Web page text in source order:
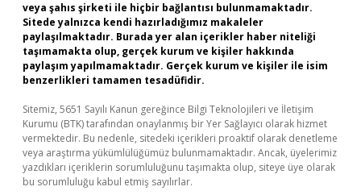
veya şahıs şirketi ile hiçbir bağlantısı bulunmamaktadır.
Sitede yalnızca kendi hazırladığımız makaleler
paylaşılmaktadır. Burada yer alan içerikler haber niteliği
taşımamakta olup, gerçek kurum ve kişiler hakkında
paylaşım yapılmamaktadır. Gerçek kurum ve kişiler ile isim
benzerlikleri tamamen tesadüfidir.
Sitemiz, 5651 Sayılı Kanun gereğince Bilgi Teknolojileri ve İletişim
Kurumu (BTK) tarafından onaylanmış bir Yer Sağlayıcı olarak hizmet
vermektedir. Bu nedenle, sitedeki içerikleri proaktif olarak denetleme
veya araştırma yükümlülüğümüz bulunmamaktadır. Ancak, üyelerimiz
yazdıkları içeriklerin sorumluluğunu taşımakta olup, siteye üye olarak
bu sorumluluğu kabul etmiş sayılırlar.